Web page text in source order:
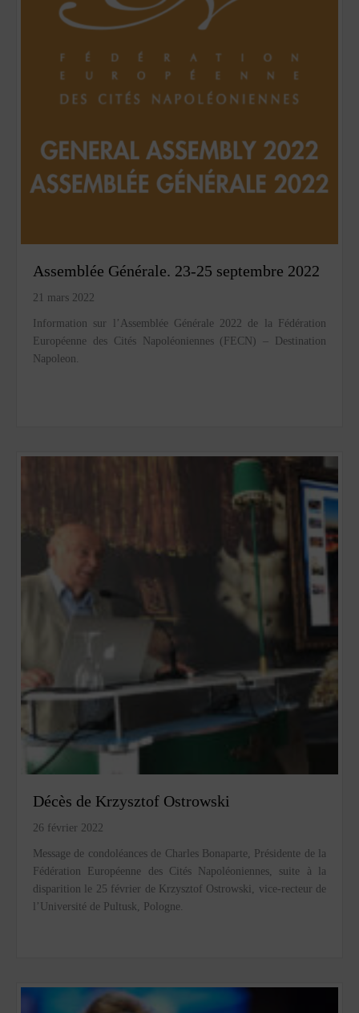
Assemblée Générale. 23-25 septembre 2022
21 mars 2022
Information sur l’Assemblée Générale 2022 de la Fédération
Européenne des Cités Napoléoniennes (FECN) – Destination
Napoleon.
Décès de Krzysztof Ostrowski
26 février 2022
Message de condoléances de Charles Bonaparte, Présidente de la
Fédération Européenne des Cités Napoléoniennes, suite à la
disparition le 25 février de Krzysztof Ostrowski, vice-recteur de
l’Université de Pultusk, Pologne.